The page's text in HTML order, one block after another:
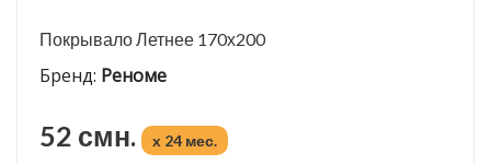
Покрывало Летнее 170х200
Бренд: Реноме
52 смн. x 24 мес.